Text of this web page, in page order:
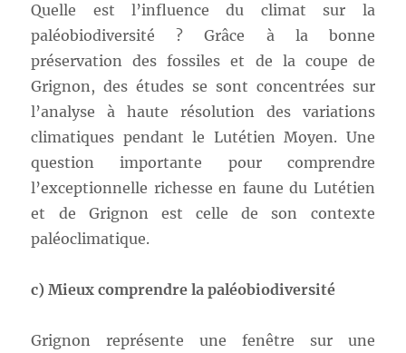
Quelle est l’influence du climat sur la
paléobiodiversité ? Grâce à la bonne
préservation des fossiles et de la coupe de
Grignon, des études se sont concentrées sur
l’analyse à haute résolution des variations
climatiques pendant le Lutétien Moyen. Une
question importante pour comprendre
l’exceptionnelle richesse en faune du Lutétien
et de Grignon est celle de son contexte
paléoclimatique.
c) Mieux comprendre la paléobiodiversité
Grignon représente une fenêtre sur une